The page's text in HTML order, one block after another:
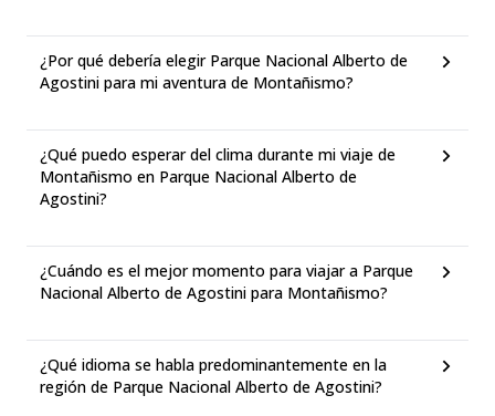
¿Por qué debería elegir Parque Nacional Alberto de
Agostini para mi aventura de Montañismo?
¿Qué puedo esperar del clima durante mi viaje de
Montañismo en Parque Nacional Alberto de
Agostini?
¿Cuándo es el mejor momento para viajar a Parque
Nacional Alberto de Agostini para Montañismo?
¿Qué idioma se habla predominantemente en la
región de Parque Nacional Alberto de Agostini?